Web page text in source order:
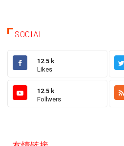
SOCIAL
12.5 k
Likes
12.5 k
Follwers